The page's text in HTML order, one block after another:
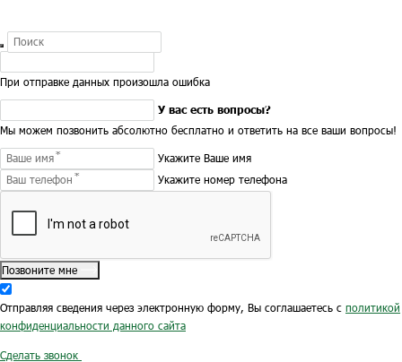
При отправке данных произошла ошибка
У вас есть вопросы?
Мы можем позвонить абсолютно бесплатно и ответить на все ваши вопросы!
Укажите Ваше имя
Укажите номер телефона
Позвоните мне
Отправляя сведения через электронную форму, Вы соглашаетесь с политикой
конфиденциальности данного сайта
Сделать звонок